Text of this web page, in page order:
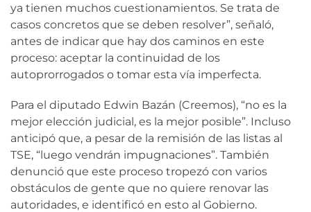
ya tienen muchos cuestionamientos. Se trata de
casos concretos que se deben resolver”, señaló,
antes de indicar que hay dos caminos en este
proceso: aceptar la continuidad de los
autoprorrogados o tomar esta vía imperfecta.
Para el diputado Edwin Bazán (Creemos), “no es la
mejor elección judicial, es la mejor posible”. Incluso
anticipó que, a pesar de la remisión de las listas al
TSE, “luego vendrán impugnaciones”. También
denunció que este proceso tropezó con varios
obstáculos de gente que no quiere renovar las
autoridades, e identificó en esto al Gobierno.